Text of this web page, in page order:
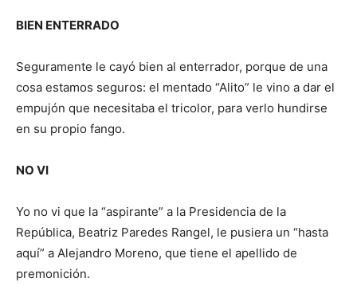
BIEN ENTERRADO
Seguramente le cayó bien al enterrador, porque de una
cosa estamos seguros: el mentado “Alito” le vino a dar el
empujón que necesitaba el tricolor, para verlo hundirse
en su propio fango.
NO VI
Yo no vi que la “aspirante” a la Presidencia de la
República, Beatriz Paredes Rangel, le pusiera un “hasta
aquí” a Alejandro Moreno, que tiene el apellido de
premonición.